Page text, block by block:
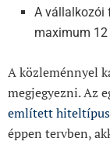
A vállalkozói
maximum 12
A közleménnyel
megjegyezni. Az
említett hiteltípus
éppen tervben,